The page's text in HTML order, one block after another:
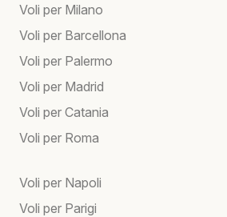
Voli per Milano
Voli per Barcellona
Voli per Palermo
Voli per Madrid
Voli per Catania
Voli per Roma
Voli per Napoli
Voli per Parigi